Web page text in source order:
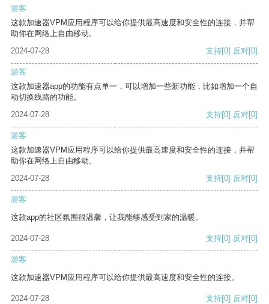
游客
这款加速器VPM应用程序可以给你提供最高速度和安全性的连接，并帮
助你在网络上自由移动。
2024-07-28
支持[0] 反对[0]
游客
这款加速器app的功能有点单一，可以增加一些新功能，比如增加一个自
动切换线路的功能。
2024-07-28
支持[0] 反对[0]
游客
这款加速器VPM应用程序可以给你提供最高速度和安全性的连接，并帮
助你在网络上自由移动。
2024-07-28
支持[0] 反对[0]
游客
这款app的社区氛围很温馨，让我能够感受到家的温暖。
2024-07-28 支持[0] 反对[0]
游客
这款加速器VPM应用程序可以给你提供最高速度和安全性的连接。
2024-07-28 支持[0] 反对[0]